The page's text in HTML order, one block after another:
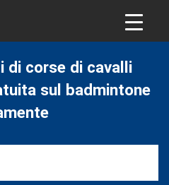
di corse di cavalli
sul badmintone